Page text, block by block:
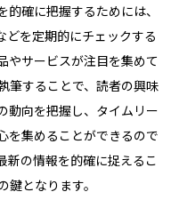
確に把握するためには、
どを定期的にチェックする
やサービスが注目を集めて
筆することで、読者の興味
動向を把握し、タイムリー
を集めることができるので
新の情報を的確に捉えるこ
となります。